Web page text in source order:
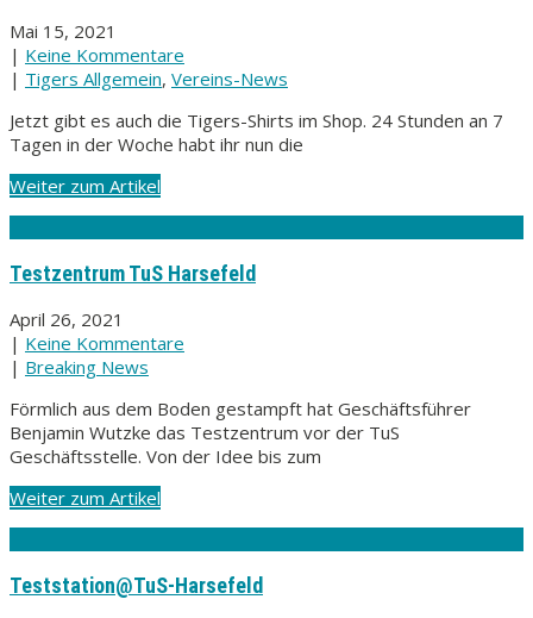
Mai 15, 2021
| Keine Kommentare
| Tigers Allgemein, Vereins-News
Jetzt gibt es auch die Tigers-Shirts im Shop. 24 Stunden an 7
Tagen in der Woche habt ihr nun die
Weiter zum Artikel
Testzentrum TuS Harsefeld
April 26, 2021
| Keine Kommentare
| Breaking News
Förmlich aus dem Boden gestampft hat Geschäftsführer
Benjamin Wutzke das Testzentrum vor der TuS
Geschäftsstelle. Von der Idee bis zum
Weiter zum Artikel
Teststation@TuS-Harsefeld